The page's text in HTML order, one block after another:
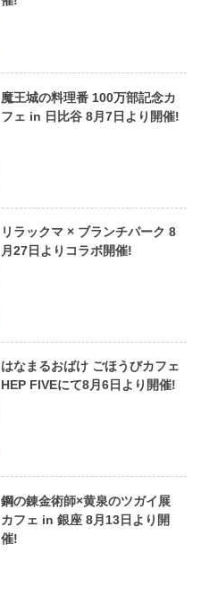
魔王城の料理番 100万部記念カ
フェ in 日比谷 8月7日より開催!
リラックマ × ブランチパーク 8
月27日よりコラボ開催!
はなまるおばけ ごほうびカフェ
HEP FIVEにて8月6日より開催!
鋼の錬金術師×黄泉のツガイ展
カフェ in 銀座 8月13日より開
催!